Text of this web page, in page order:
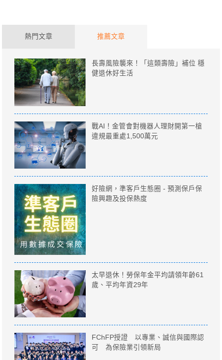
熱門文章 推薦文章
長壽風險襲來！「這類壽險」補位 穩
健退休好生活
戰AI！金管會對機器人理財開第一槍
違規最重處1,500萬元
好險網，準客戶生態圈 - 預測保戶保
險興趣及投保熱度
太早退休！勞保年金平均請領年齡61
歲、平均年資29年
FChFP授證 以專業、誠信與國際認
可 為保險業引領新局